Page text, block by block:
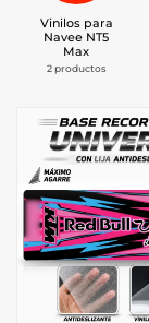
Vinilos para
Navee NT5
Max
2 productos